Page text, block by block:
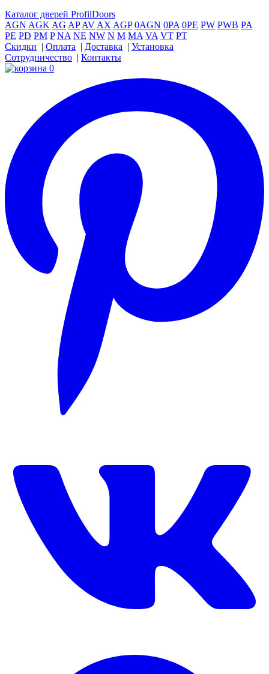
Каталог дверей ProfilDoors
AGN AGKAG APAVAXAGP 0AGN 0PA 0PE PW PWB PA
PE PD PM P NA NE NW N M MA VA VT PT
Скидки
Оплата Доставка
Установка
Сотрудничество
Контакты
0